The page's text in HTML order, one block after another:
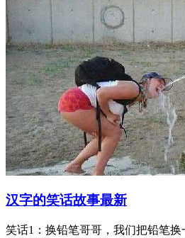
汉字的笑话故事最新
笑话1：换铅笔哥哥，我们把铅笔